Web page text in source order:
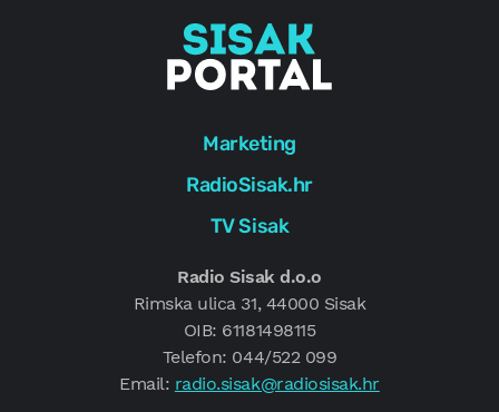
Marketing
RadioSisak.hr
TV Sisak
Radio Sisak d.o.o
Rimska ulica 31, 44000 Sisak
OIB: 61181498115
Telefon: 044/522 099
Email: radio.sisak@radiosisak.hr